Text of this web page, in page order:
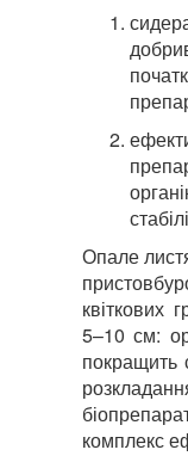
Опале
5–10 см:
покращить
комплекс